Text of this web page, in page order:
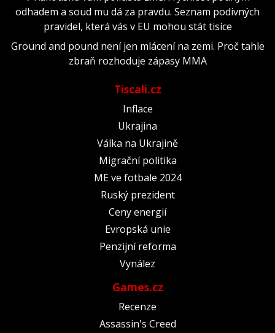
odhadem a soud mu dá za pravdu. Seznam podivných
pravidel, která vás v EU mohou stát tisíce
Ground and pound není jen mlácení na zemi. Proč tahle
zbraň rozhoduje zápasy MMA
Tiscali.cz
Inflace
Ukrajina
Válka na Ukrajině
Migrační politika
ME ve fotbale 2024
Ruský prezident
Ceny energií
Evropská unie
Penzijní reforma
Vynález
Games.cz
Recenze
Assassin's Creed